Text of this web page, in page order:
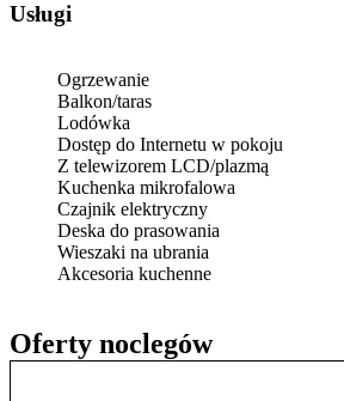
Oferty noclegów
Usługi
Ogrzewanie
Balkon/taras
Lodówka
Dostęp do Internetu w pokoju
Z telewizorem LCD/plazmą
Kuchenka mikrofalowa
Czajnik elektryczny
Deska do prasowania
Wieszaki na ubrania
Akcesoria kuchenne